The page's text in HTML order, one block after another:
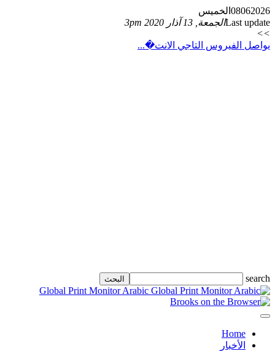
08062026
الخميس
Last updateالجمعة, 13 آذار 2020 3pm
>>
يواصل الفيروس التاجي الانت�...
search
Global Print Monitor Arabic
Home
الأخبار